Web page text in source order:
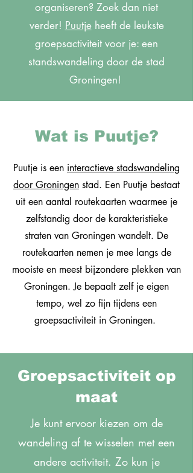
organiseren? Zoek dan niet
verder! Puutjeheeft de leukste
groepsactiviteit voor je: een
standswandeling door de stad
Groningen!
Wat is Puutje?
Puutje is een interactieve stadswandeling
door Groningen stad. Een Puutje bestaat
uit een aantal routekaarten waarmee je
zelfstandig door de karakteristieke
straten van Groningen wandelt. De
routekaarten nemen je mee langs de
mooiste en meest bijzondere plekken van
Groningen. Je bepaalt zelf je eigen
tempo, wel zo fijn tijdens een
groepsactiviteit in Groningen.
Groepsactiviteit op
maat
Je kunt ervoor kiezen om de
wandeling af te wisselen met een
andere activiteit. Zo kun je